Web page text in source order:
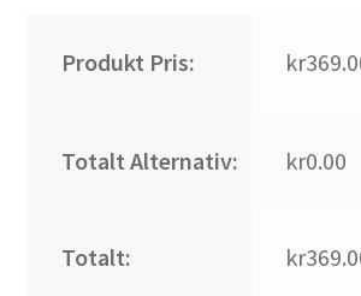
Produkt Pris:
Totalt Alternativ: kr0.00
Totalt: